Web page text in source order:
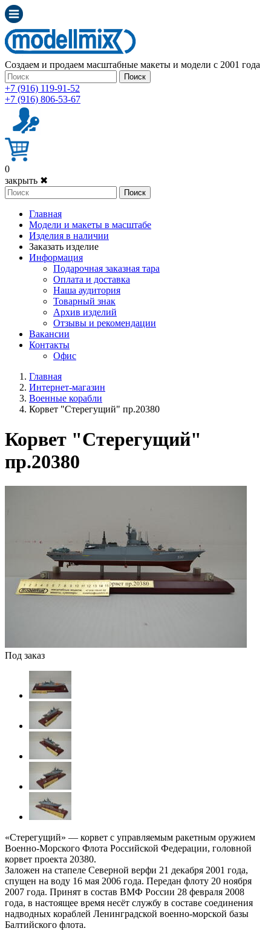
Создаем и продаем масштабные макеты и модели с 2001 года
Поиск
+7 (916) 119-91-52
+7 (916) 806-53-67
0
закрыть ✖
Поиск
Главная
Модели и макеты в масштабе
Изделия в наличии
Заказать изделие
Информация
Подарочная заказная тара
Оплата и доставка
Наша аудитория
Товарный знак
Архив изделий
Отзывы и рекомендации
Вакансии
Контакты
Офис
Главная
Интернет-магазин
Военные корабли
Корвет "Стерегущий" пр.20380
Корвет "Стерегущий"
пр.20380
Под заказ
«Стерегущий» — корвет с управляемым ракетным оружием
Военно-Морского Флота Российской Федерации, головной
корвет проекта 20380.
Заложен на стапеле Северной верфи 21 декабря 2001 года,
спущен на воду 16 мая 2006 года. Передан флоту 20 ноября
2007 года. Принят в состав ВМФ России 28 февраля 2008
года, в настоящее время несёт службу в составе соединения
надводных кораблей Ленинградской военно-морской базы
Балтийского флота.